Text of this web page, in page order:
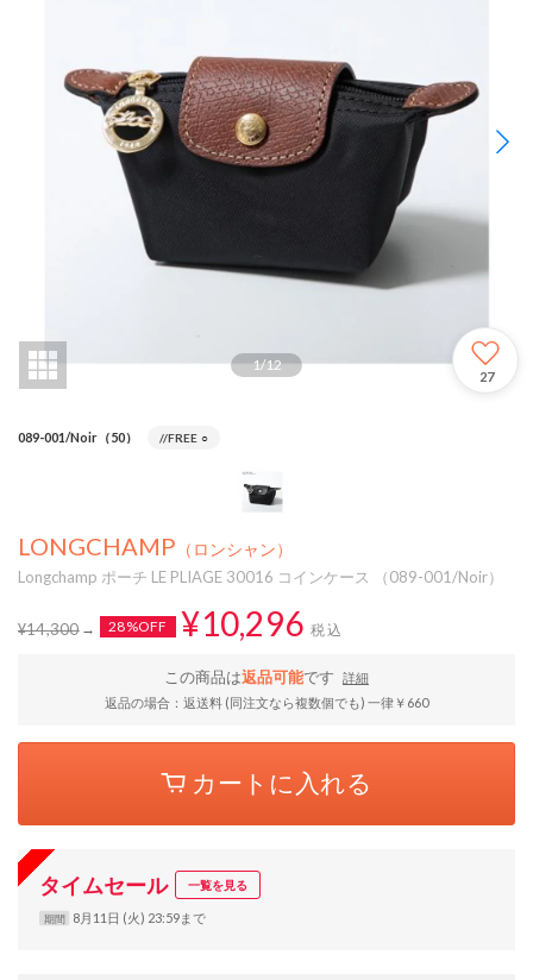
1/12
27
089-001/Noir（50） //FREE ○
LONGCHAMP （ロンシャン）
Longchamp ポーチ LE PLIAGE 30016 コインケース （089-001/Noir）
¥14,300 28%OFF ¥10,296 税込
この商品は返品可能です
詳細
返品の場合：返送料 (同注文なら複数個でも) 一律￥660
カートに入れる
タイムセール 一覧を見る
期間 8月11日 (火) 23:59まで